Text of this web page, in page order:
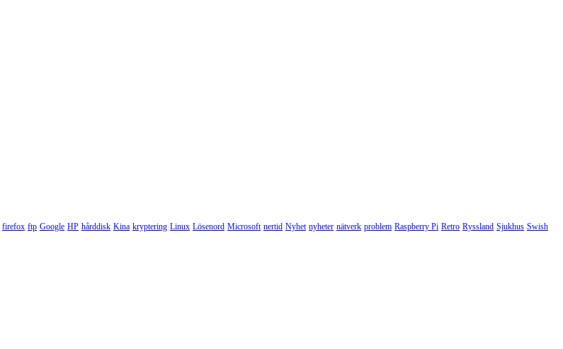
firefox ftp Google HP hårddisk Kina kryptering Linux Lösenord Microsoft nertid Nyhet nyheter nätverk problem Raspberry Pi Retro Ryssland Sjukhus Swish